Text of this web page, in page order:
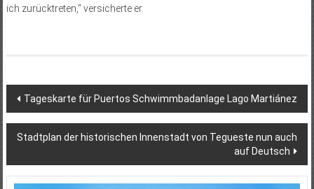
ich zurücktreten,“ versicherte er.
Beitragsnavigation
Tageskarte für Puertos Schwimmbadanlage Lago Martiánez
Stadtplan der historischen Innenstadt von Tegueste nun auch
auf Deutsch